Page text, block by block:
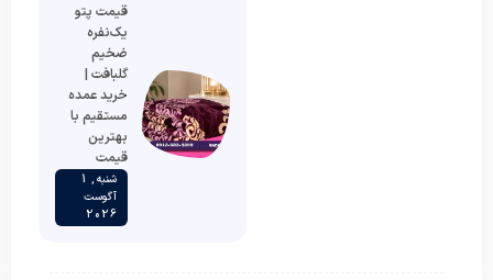
قیمت پتو
یک‌نفره
ضخیم
گلبافت |
خرید عمده
مستقیم با
بهترین
قیمت
شنبه , 1
آگوست
2026